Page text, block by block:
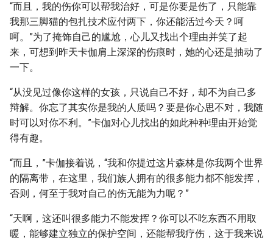
“而且，我的伤你可以帮我治好，可是你要是伤了，只能靠
我那三脚猫的包扎技术应付两下，你还能活过今天？呵
呵。”为了掩饰自己的尴尬，心儿又找出个理由并笑了起
来，可想到昨天卡伽肩上深深的伤痕时，她的心还是抽动了
一下。
“从没见过像你这样的女孩，只说自己不好，却不为自己多
辩解。你忘了其实你是我的人质吗？要是你心思不对，我随
时可以对你不利。”卡伽对心儿找出的如此种种理由开始觉
得有趣。
“而且，”卡伽接着说，“我和你提过这片森林是你我两个世界
的隔离带，在这里，我们族人拥有的很多能力都不能发挥，
否则，何至于我对自己的伤无能为力呢？”
“天啊，这还叫很多能力不能发挥？你可以不吃东西不用取
暖，能够建立独立的保护空间，还能帮我疗伤，这于我来说